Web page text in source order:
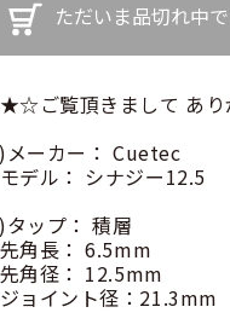
ただいま品切れ中で
ご覧頂きまして あ
メーカー： Cuetec
デル： シナジー12.5
ップ： 積層
角長： 6.5mm
角径： 12.5mm
ョイント径：21.3mm